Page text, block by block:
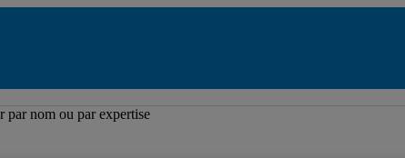
par nom ou par expertise